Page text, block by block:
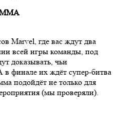
Marvel, где вас ждут два
всей игры команды, под
доказывать, чьи
в финале их ждёт супер-битва
подойдёт не только для
(мы проверяли).